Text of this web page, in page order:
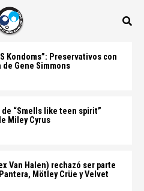
Kondoms”: Preservativos con
de Gene Simmons
“Smells like teen spirit”
Miley Cyrus
Van Halen) rechazó ser parte
Mötley Crüe y Velvet